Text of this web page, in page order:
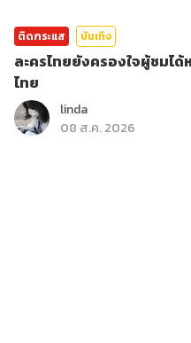
ติดกระแส บันเทิง
ละครไทยยังครองใจผู้ชมได้
ไทย
linda
08 ส.ค. 2026